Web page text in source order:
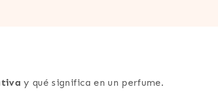
y qué significa en un perfume.